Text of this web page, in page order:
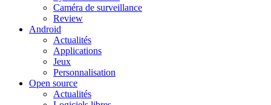
Caméra de surveillance
Review
Android
Actualités
Applications
Jeux
Personnalisation
Open source
Actualités